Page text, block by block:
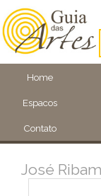
Home
Espacos
Contato
José